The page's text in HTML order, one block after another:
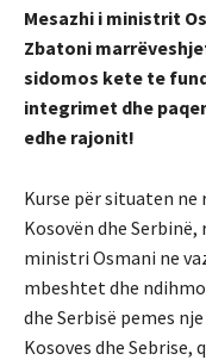
Mesazhi i ministrit
Zbatoni
sidomos kete te
integrimet dhe
edhe rajonit!
Kurse për situaten ne
Kosovën dhe
ministri Osmani ne
mbeshtet dhe
dhe Serbisë pemes
Kosoves dhe Sebrise,